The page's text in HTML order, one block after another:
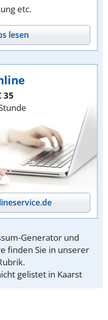
etc.
lesen
35
Generator und
finden Sie in unserer
gelistet in Kaarst